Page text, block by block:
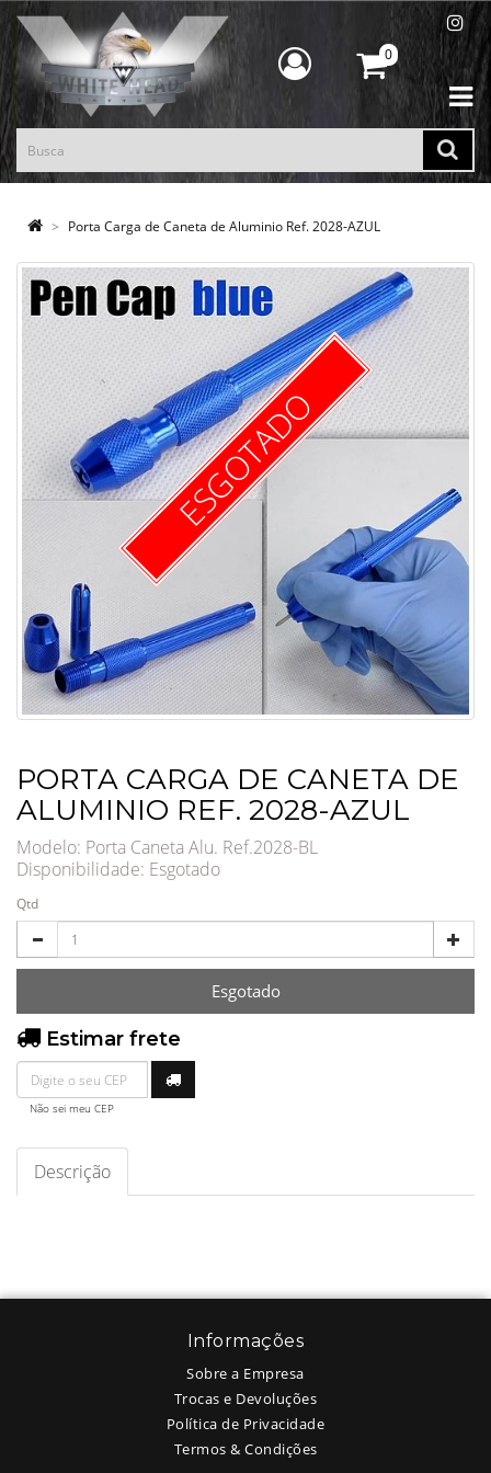
0
Porta Carga de Caneta de Aluminio Ref. 2028-AZUL
ESGOTADO
PORTA CARGA DE CANETA DE
ALUMINIO REF. 2028-AZUL
Modelo: Porta Caneta Alu. Ref.2028-BL
Disponibilidade: Esgotado
Qtd
Esgotado
Estimar frete
Não sei meu CEP
Descrição
Informações
Sobre a Empresa
Trocas e Devoluções
Política de Privacidade
Termos & Condições